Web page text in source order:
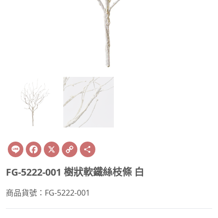
Line Facebook
X Copy
Link
FG-5222-001 樹狀軟鐵絲枝條 白
商品貨號：FG-5222-001